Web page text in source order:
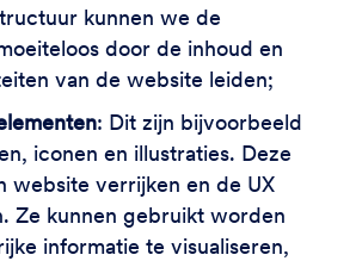
kunnen we de
door de inhoud en
van de website leiden;
: Dit zijn bijvoorbeeld
iconen en illustraties. Deze
website verrijken en de UX
Ze kunnen gebruikt worden
informatie te visualiseren,